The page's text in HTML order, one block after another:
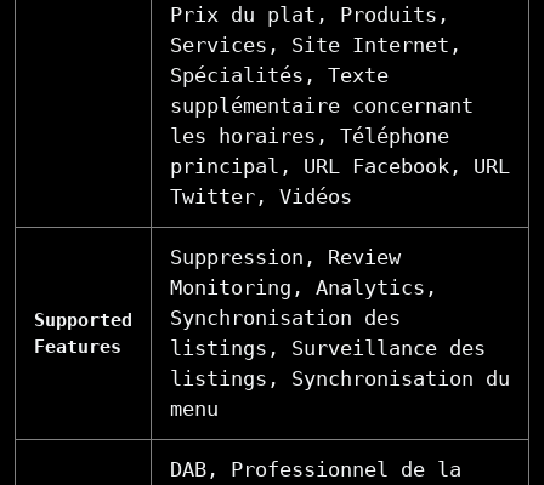
Prix du plat, Produits,
Services, Site Internet,
Spécialités, Texte
supplémentaire concernant
les horaires, Téléphone
principal, URL Facebook, URL
Twitter, Vidéos
Supported
Features
Suppression, Review
Monitoring, Analytics,
Synchronisation des
listings, Surveillance des
listings, Synchronisation du
menu
DAB, Professionnel de la